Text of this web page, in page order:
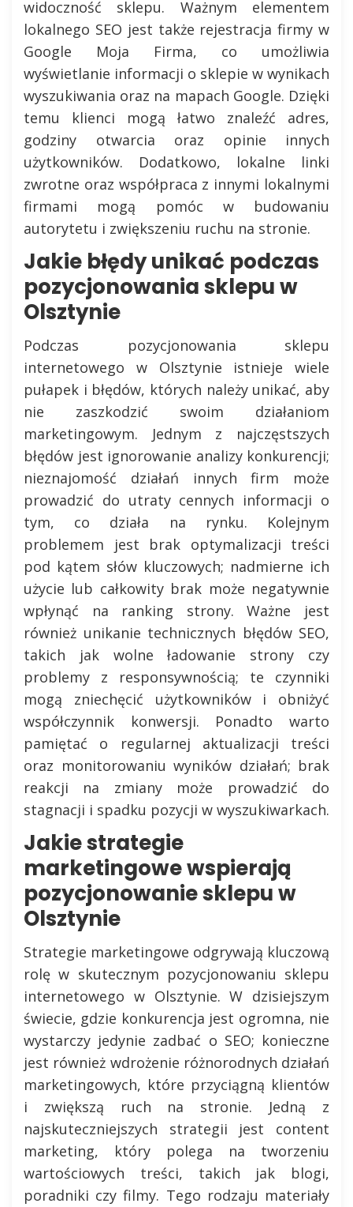
widoczność sklepu. Ważnym elementem
lokalnego SEO jest także rejestracja firmy w
Google Moja Firma, co umożliwia
wyświetlanie informacji o sklepie w wynikach
wyszukiwania oraz na mapach Google. Dzięki
temu klienci mogą łatwo znaleźć adres,
godziny otwarcia oraz opinie innych
użytkowników. Dodatkowo, lokalne linki
zwrotne oraz współpraca z innymi lokalnymi
firmami mogą pomóc w budowaniu
autorytetu i zwiększeniu ruchu na stronie.
Jakie błędy unikać podczas
pozycjonowania sklepu w
Olsztynie
Podczas pozycjonowania sklepu
internetowego w Olsztynie istnieje wiele
pułapek i błędów, których należy unikać, aby
nie zaszkodzić swoim działaniom
marketingowym. Jednym z najczęstszych
błędów jest ignorowanie analizy konkurencji;
nieznajomość działań innych firm może
prowadzić do utraty cennych informacji o
tym, co działa na rynku. Kolejnym
problemem jest brak optymalizacji treści
pod kątem słów kluczowych; nadmierne ich
użycie lub całkowity brak może negatywnie
wpłynąć na ranking strony. Ważne jest
również unikanie technicznych błędów SEO,
takich jak wolne ładowanie strony czy
problemy z responsywnością; te czynniki
mogą zniechęcić użytkowników i obniżyć
współczynnik konwersji. Ponadto warto
pamiętać o regularnej aktualizacji treści
oraz monitorowaniu wyników działań; brak
reakcji na zmiany może prowadzić do
stagnacji i spadku pozycji w wyszukiwarkach.
Jakie strategie
marketingowe wspierają
pozycjonowanie sklepu w
Olsztynie
Strategie marketingowe odgrywają kluczową
rolę w skutecznym pozycjonowaniu sklepu
internetowego w Olsztynie. W dzisiejszym
świecie, gdzie konkurencja jest ogromna, nie
wystarczy jedynie zadbać o SEO; konieczne
jest również wdrożenie różnorodnych działań
marketingowych, które przyciągną klientów
i zwiększą ruch na stronie. Jedną z
najskuteczniejszych strategii jest content
marketing, który polega na tworzeniu
wartościowych treści, takich jak blogi,
poradniki czy filmy. Tego rodzaju materiały